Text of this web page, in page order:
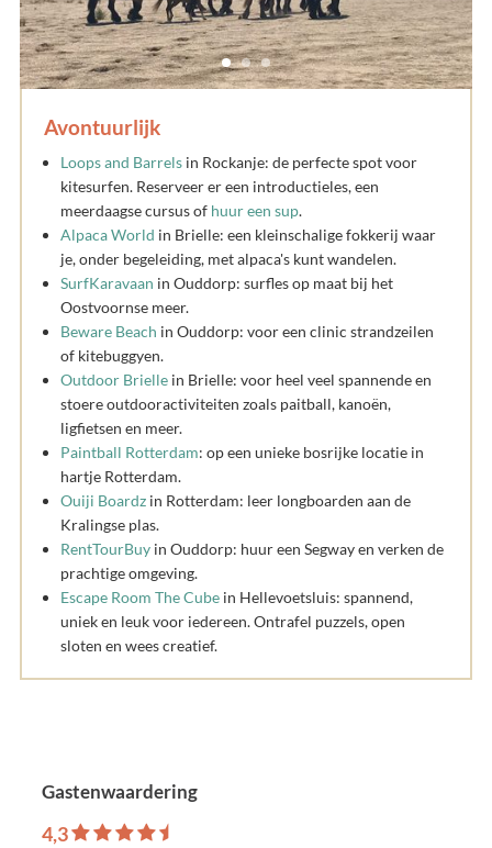
Avontuurlijk
Loops and Barrels in Rockanje: de perfecte spot voor
kitesurfen. Reserveer er een introductieles, een
meerdaagse cursus of huur een sup.
Alpaca World in Brielle: een kleinschalige fokkerij waar
je, onder begeleiding, met alpaca's kunt wandelen.
SurfKaravaan in Ouddorp: surfles op maat bij het
Oostvoornse meer.
Beware Beach in Ouddorp: voor een clinic strandzeilen
of kitebuggyen.
Outdoor Brielle in Brielle: voor heel veel spannende en
stoere outdooractiviteiten zoals paitball, kanoën,
ligfietsen en meer.
Paintball Rotterdam: op een unieke bosrijke locatie in
hartje Rotterdam.
Ouiji Boardz in Rotterdam: leer longboarden aan de
Kralingse plas.
RentTourBuy in Ouddorp: huur een Segway en verken de
prachtige omgeving.
Escape Room The Cube in Hellevoetsluis: spannend,
uniek en leuk voor iedereen. Ontrafel puzzels, open
sloten en wees creatief.
Gastenwaardering
4,3